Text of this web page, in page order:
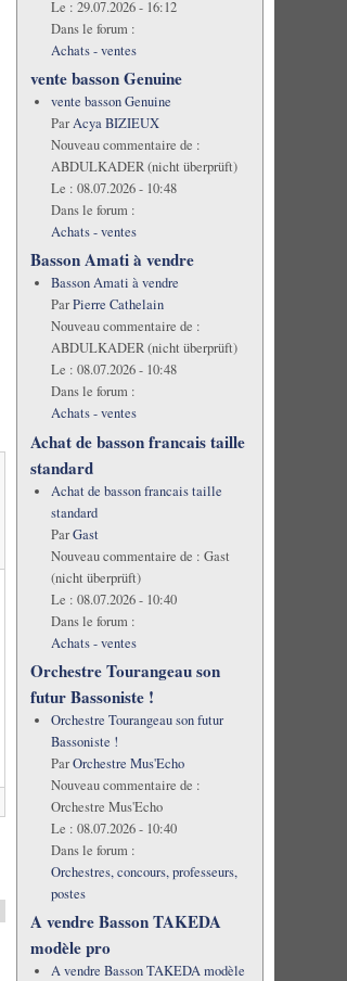
Le : 29.07.2026 - 16:12
Dans le forum :
Achats - ventes
vente basson Genuine
vente basson Genuine
ParAcya BIZIEUX
Nouveau commentaire de :
ABDULKADER (nicht überprüft)
Le : 08.07.2026 - 10:48
Dans le forum :
Achats - ventes
Basson Amati à vendre
Basson Amati à vendre
ParPierre Cathelain
Nouveau commentaire de :
ABDULKADER (nicht überprüft)
Le : 08.07.2026 - 10:48
Dans le forum :
Achats - ventes
Achat de basson francais taille
standard
Achat de basson francais taille
standard
ParGast
Nouveau commentaire de : Gast
(nicht überprüft)
Le : 08.07.2026 - 10:40
Dans le forum :
Achats - ventes
Orchestre Tourangeau son
futur Bassoniste !
Orchestre Tourangeau son futur
Bassoniste !
ParOrchestre Mus'Echo
Nouveau commentaire de :
Orchestre Mus'Echo
Le : 08.07.2026 - 10:40
Dans le forum :
Orchestres, concours, professeurs,
postes
A vendre Basson TAKEDA
modèle pro
A vendre Basson TAKEDA modèle